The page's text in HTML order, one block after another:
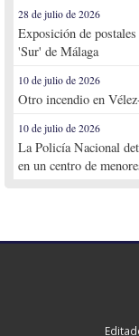
28 de julio de 2026
Exposición de
'Sur' de Málaga
10 de julio de 2026
Otro incendio en
10 de julio de 2026
La Policía Nacional
en un centro de